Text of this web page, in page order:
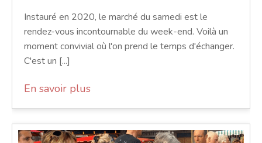
Instauré en 2020, le marché du samedi est le
rendez-vous incontournable du week-end. Voilà un
moment convivial où l'on prend le temps d'échanger.
C'est un [...]
En savoir plus